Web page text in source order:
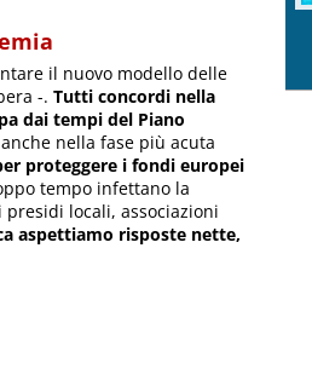
il nuovo modello delle
-. Tutti concordi nella
dai tempi del Piano
nella fase più acuta
proteggere i fondi europei
tempo infettano la
locali, associazioni
aspettiamo risposte nette,